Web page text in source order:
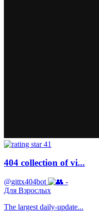
41
404 collection of vi...
@gittx404bot
-
Для Взрослых
The largest daily-update...